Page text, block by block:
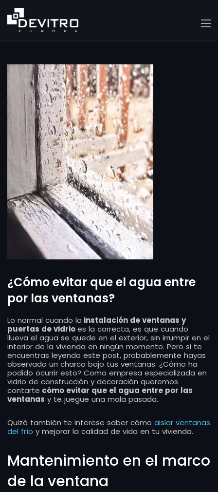
¿Cómo evitar que el agua entre
por las ventanas?
Lo normal cuando la instalación de ventanas y
puertas de vidrioes la correcta, es que cuando
llueva el agua se quede en el exterior, sin irrumpir en el
interior de la vivienda en ningún momento. Pero si te
encuentras leyendo este post, probablemente hayas
observado un charco bajo tus ventanas. ¿Cómo ha
podido ocurrir esto? Como empresa especializada en
vidrio de construcción y decoración queremos
contarte cómo evitar que el agua entre por las
ventanas y te juegue una mala pasada.
Quizá también te interese saber cómo aislar ventanas
del frío y mejorar la calidad de vida en tu vivienda.
Mantenimiento en el marco
de la ventana